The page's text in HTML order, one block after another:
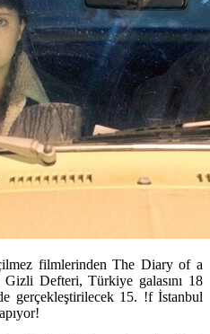
filmlerinden The Diary of a
Gizli Defteri, Türkiye galasını 18
gerçekleştirilecek 15. !f İstanbul